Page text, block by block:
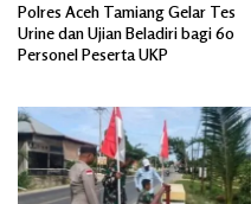
Polres Aceh Tamiang Gelar Tes
Urine dan Ujian Beladiri bagi 60
Personel Peserta UKP